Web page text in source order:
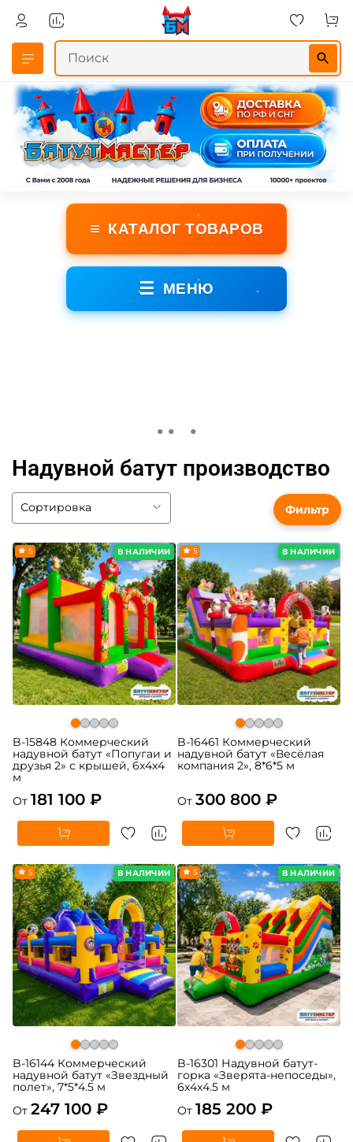
≡ КАТАЛОГ ТОВАРОВ
☰ МЕНЮ
Надувной батут производство
В НАЛИЧИИ
5
B-15848 Коммерческий
надувной батут «Попугаи и
друзья 2» с крышей, 6x4x4
м
От 181 100 ₽
В НАЛИЧИИ
5
B-16461 Коммерческий
надувной батут «Весёлая
компания 2», 8*6*5 м
От 300 800 ₽
В НАЛИЧИИ
5
B-16144 Коммерческий
надувной батут «Звездный
полет», 7*5*4.5 м
От 247 100 ₽
В НАЛИЧИИ
5
B-16301 Надувной батут-
горка «Зверята-непоседы»,
6x4x4.5 м
От 185 200 ₽
Фильтр